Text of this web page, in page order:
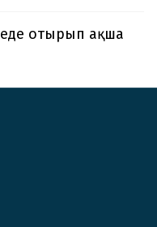
отырып ақша